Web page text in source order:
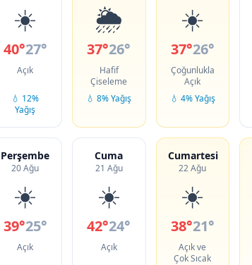
☀️
40°27°
Açık
💧 12%
Yağış
🌦️
37°26°
Hafif
Çiseleme
💧 8% Yağış
☀️
37°26°
Çoğunlukla
Açık
💧 4% Yağış
Perşembe
20 Ağu
☀️
39°25°
Açık
Cuma
21 Ağu
☀️
42°24°
Açık
Cumartesi
22 Ağu
☀️
38°21°
Açık ve
Çok Sıcak